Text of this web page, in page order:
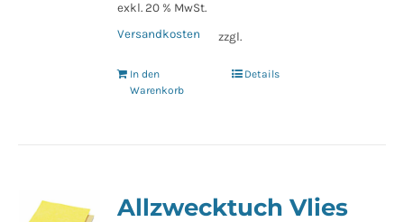
exkl. 20 % MwSt.
zzgl.
Versandkosten
In den
Warenkorb
Details
Allzwecktuch Vlies